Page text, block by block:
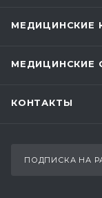
МЕДИЦИНСКИЕ
МЕДИЦИНСКИЕ
КОНТАКТЫ
ПОДПИСКА НА